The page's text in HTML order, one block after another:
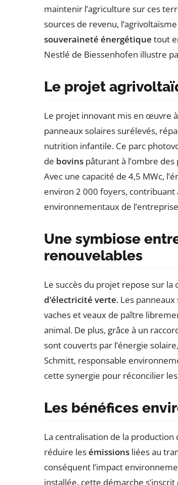
maintenir l’agriculture sur ces
sources de revenu,
souveraineté énergétique tout
Nestlé de Biessenhofen illustre
Le projet
Le projet innovant mis en œuvre
panneaux solaires surélevés,
nutrition infantile. Ce parc
de bovins pâturant à l’ombre
Avec une capacité de 4,5 MWc,
environ 2 000 foyers,
environnementaux de
Une symbiose
renouvelables
Le succès du projet repose sur la
d’électricité verte. Les
vaches et veaux de paître
animal. De plus, grâce à un
sont couverts par l’énergie
Schmitt, responsable
cette synergie pour réconcilier
Les bénéfices
La centralisation de la production
réduire lesémissions liées au
conséquent l’impact
installée, cette démarche